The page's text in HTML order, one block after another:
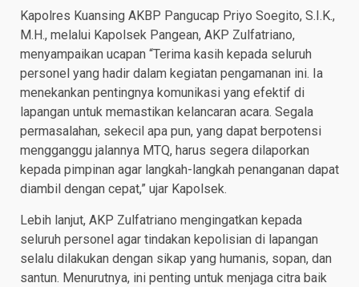
Kapolres Kuansing AKBP Pangucap Priyo Soegito, S.I.K.,
M.H., melalui Kapolsek Pangean, AKP Zulfatriano,
menyampaikan ucapan “Terima kasih kepada seluruh
personel yang hadir dalam kegiatan pengamanan ini. Ia
menekankan pentingnya komunikasi yang efektif di
lapangan untuk memastikan kelancaran acara. Segala
permasalahan, sekecil apa pun, yang dapat berpotensi
mengganggu jalannya MTQ, harus segera dilaporkan
kepada pimpinan agar langkah-langkah penanganan dapat
diambil dengan cepat,” ujar Kapolsek.
Lebih lanjut, AKP Zulfatriano mengingatkan kepada
seluruh personel agar tindakan kepolisian di lapangan
selalu dilakukan dengan sikap yang humanis, sopan, dan
santun. Menurutnya, ini penting untuk menjaga citra baik